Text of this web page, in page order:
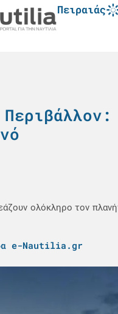
Πειραιάς
ολόκληρο τον
e-Nautilia.gr